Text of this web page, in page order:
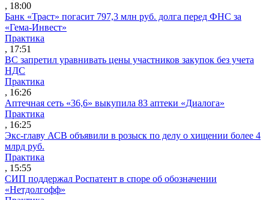
, 18:00
Банк «Траст» погасит 797,3 млн руб. долга перед ФНС за
«Гема-Инвест»
Практика
, 17:51
ВС запретил уравнивать цены участников закупок без учета
НДС
Практика
, 16:26
Аптечная сеть «36,6» выкупила 83 аптеки «Диалога»
Практика
, 16:25
Экс-главу АСВ объявили в розыск по делу о хищении более 4
млрд руб.
Практика
, 15:55
СИП поддержал Роспатент в споре об обозначении
«Нетдолгофф»